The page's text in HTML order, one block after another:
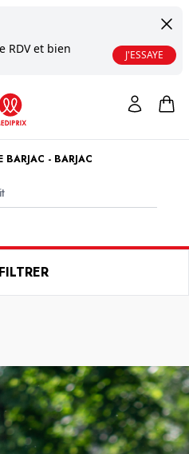
RDV et bien
J'ESSAYE
BARJAC - BARJAC
FILTRER